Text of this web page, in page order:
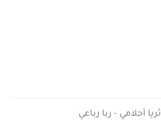
ثريا أحلامي - ربا رباعي